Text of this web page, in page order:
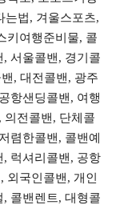
는법, 겨울스포츠,
키여행준비물, 콜
서울콜밴, 경기콜
, 대전콜밴, 광주
항샌딩콜밴, 여행
의전콜밴, 단체콜
렴한콜밴, 콜밴예
럭셔리콜밴, 공항
외국인콜밴, 개인
콜밴렌트, 대형콜